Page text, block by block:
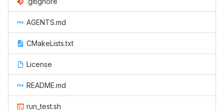
AGENTS.md
CMakeLists.txt
License
README.md
run_test.sh